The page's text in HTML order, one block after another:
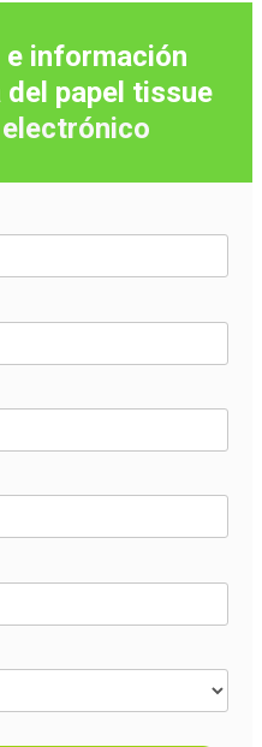
información
papel tissue
electrónico